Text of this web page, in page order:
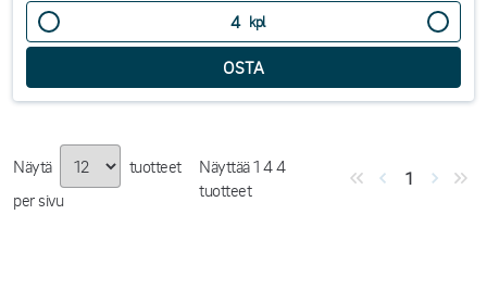
kpl
Näytä
tuotteet
per sivu
Näyttää1 44
tuotteet
1